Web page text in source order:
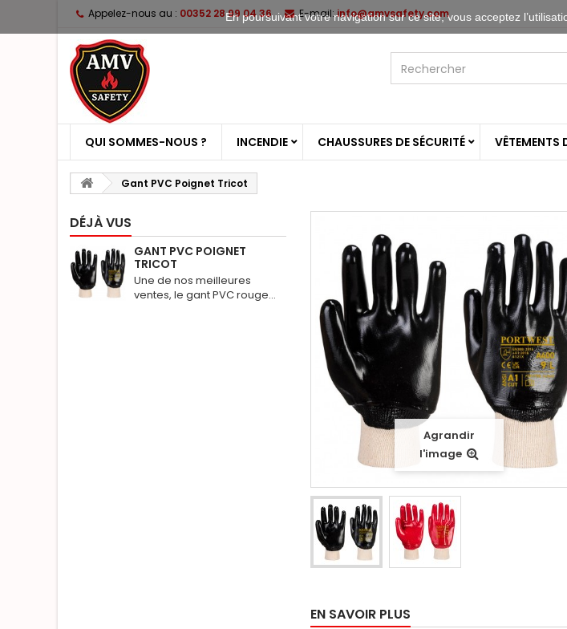
Appelez-nous au : 00352 28 99 04 36 E-mail: info@amvsafety.com
QUI SOMMES-NOUS ? INCENDIE CHAUSSURES DE SÉCURITÉ VÊTEMENTS
Gant PVC Poignet Tricot
DÉJÀ VUS
GANT PVC POIGNET
TRICOT
Une de nos meilleures
ventes, le gant PVC rouge...
Agrandir
l'image
EN SAVOIR PLUS
En poursuivant votre navigation sur ce site, vous acceptez